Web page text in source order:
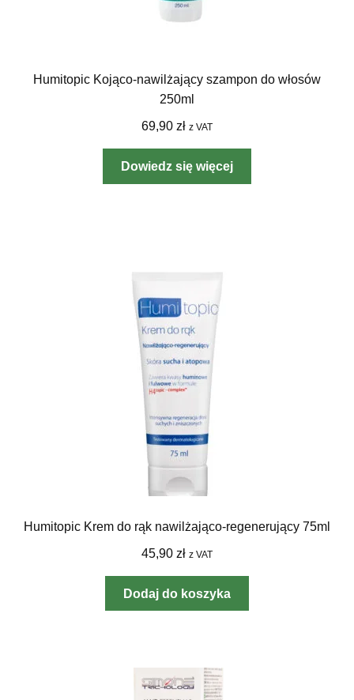
Humitopic Kojąco-nawilżający szampon do włosów
250ml
69,90 zł z VAT
Dowiedz się więcej
Humitopic Krem do rąk nawilżająco-regenerujący 75ml
45,90 zł z VAT
Dodaj do koszyka